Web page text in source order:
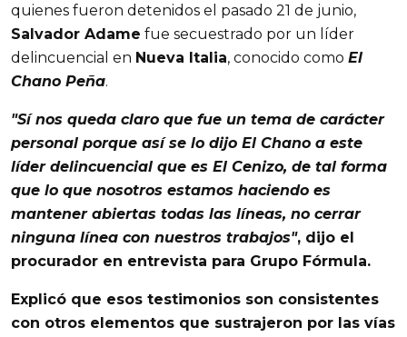
quienes fueron detenidos el pasado 21 de junio,
Salvador Adame fue secuestrado por un líder
delincuencial en Nueva Italia, conocido como El
Chano Peña.
"Sí nos queda claro que fue un tema de carácter
personal porque así se lo dijo El Chano a este
líder delincuencial que es El Cenizo, de tal forma
que lo que nosotros estamos haciendo es
mantener abiertas todas las líneas, no cerrar
ninguna línea con nuestros trabajos", dijo el
procurador en entrevista para Grupo Fórmula.
Explicó que esos testimonios son consistentes
con otros elementos que sustrajeron por las vías